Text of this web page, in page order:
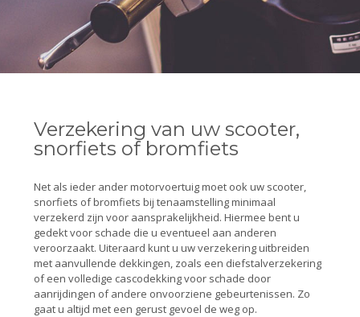
Verzekering van uw scooter,
snorfiets of bromfiets
Net als ieder ander motorvoertuig moet ook uw scooter,
snorfiets of bromfiets bij tenaamstelling minimaal
verzekerd zijn voor aansprakelijkheid. Hiermee bent u
gedekt voor schade die u eventueel aan anderen
veroorzaakt. Uiteraard kunt u uw verzekering uitbreiden
met aanvullende dekkingen, zoals een diefstalverzekering
of een volledige cascodekking voor schade door
aanrijdingen of andere onvoorziene gebeurtenissen. Zo
gaat u altijd met een gerust gevoel de weg op.